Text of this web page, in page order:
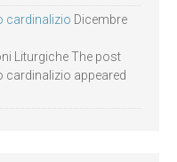
cardinalizio Dicembre
Liturgiche The post
cardinalizio appeared